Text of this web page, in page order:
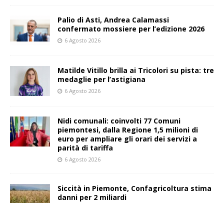
Palio di Asti, Andrea Calamassi
confermato mossiere per l’edizione 2026
6 Agosto 2026
Matilde Vitillo brilla ai Tricolori su pista: tre
medaglie per l’astigiana
6 Agosto 2026
Nidi comunali: coinvolti 77 Comuni
piemontesi, dalla Regione 1,5 milioni di
euro per ampliare gli orari dei servizi a
parità di tariffa
6 Agosto 2026
Siccità in Piemonte, Confagricoltura stima
danni per 2 miliardi